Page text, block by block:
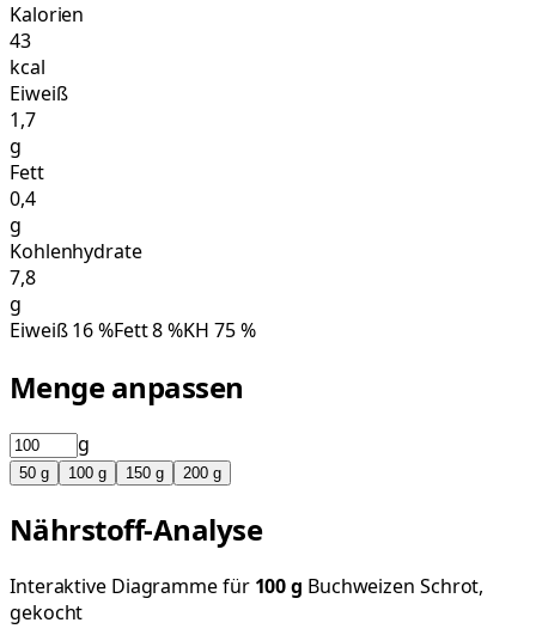
Kalorien
43
kcal
Eiweiß
1,7
g
Fett
0,4
g
Kohlenhydrate
7,8
g
Eiweiß16%Fett8%KH 75%
Menge anpassen
g
50 g 100 g 150 g 200 g
Nährstoff-Analyse
Interaktive Diagramme für 100g Buchweizen Schrot,
gekocht